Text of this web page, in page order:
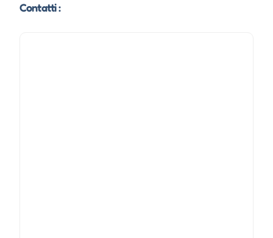
Contatti :